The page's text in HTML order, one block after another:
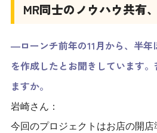
MR同士のノウハウ共有
―ローンチ前年の11月から、半年
を作成したとお聞きしています
ますか。
岩崎さん：
今回のプロジェクトはお店の開店